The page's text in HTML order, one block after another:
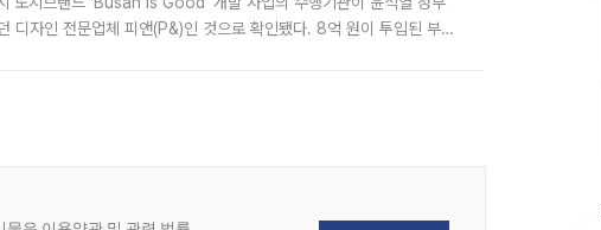
디자인 전문업체 피앤(P&)인 것으로 확인됐다. 8억 원이 투입된 부산